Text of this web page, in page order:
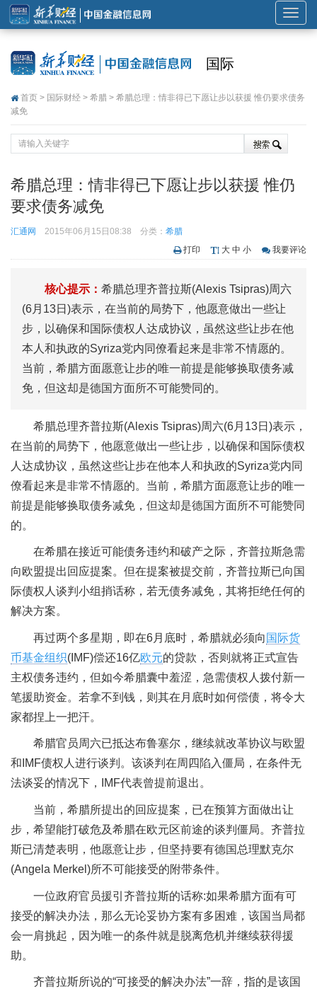
展
开
导
国际
首页 > 国际财经 > 希腊 > 希腊总理：情非得已下愿让步以获援 惟仍要求债务
减免
希腊总理：情非得已下愿让步以获援 惟仍
要求债务减免
汇通网 2015年06月15日08:38 分类： 希腊
打印
大 中 小 我要评论
核心提示： 希腊总理齐普拉斯(Alexis Tsipras)周六
(6月13日)表示，在当前的局势下，他愿意做出一些让
步，以确保和国际债权人达成协议，虽然这些让步在他
本人和执政的Syriza党内同僚看起来是非常不情愿的。
当前，希腊方面愿意让步的唯一前提是能够换取债务减
免，但这却是德国方面所不可能赞同的。
希腊总理齐普拉斯(Alexis Tsipras)周六(6月13日)表示，
在当前的局势下，他愿意做出一些让步，以确保和国际债权
人达成协议，虽然这些让步在他本人和执政的Syriza党内同
僚看起来是非常不情愿的。当前，希腊方面愿意让步的唯一
前提是能够换取债务减免，但这却是德国方面所不可能赞同
的。
在希腊在接近可能债务违约和破产之际，齐普拉斯急需
向欧盟提出回应提案。但在提案被提交前，齐普拉斯已向国
际债权人谈判小组捎话称，若无债务减免，其将拒绝任何的
解决方案。
再过两个多星期，即在6月底时，希腊就必须向 国际货
币基金组织(IMF)偿还16亿欧元的贷款，否则就将正式宣告
主权债务违约，但如今希腊囊中羞涩，急需债权人拨付新一
笔援助资金。若拿不到钱，则其在月底时如何偿债，将令大
家都捏上一把汗。
希腊官员周六已抵达布鲁塞尔，继续就改革协议与欧盟
和IMF债权人进行谈判。该谈判在周四陷入僵局，在条件无
法谈妥的情况下，IMF代表曾提前退出。
当前，希腊所提出的回应提案，已在预算方面做出让
步，希望能打破危及希腊在欧元区前途的谈判僵局。齐普拉
斯已清楚表明，他愿意让步，但坚持要有德国总理默克尔
(Angela Merkel)所不可能接受的附带条件。
一位政府官员援引齐普拉斯的话称:如果希腊方面有可
接受的解决办法，那么无论妥协方案有多困难，该国当局都
会一肩挑起，因为唯一的条件就是脱离危机并继续获得援
助。
齐普拉斯所说的“可接受的解决办法”一辞，指的是该国